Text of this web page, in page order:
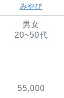
みやび
男女
20~50代
55,000